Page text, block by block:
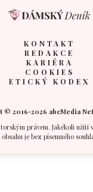
KONTAKT
REDAKCE
KARIÉRA
COOKIES
ETICKÝ KODEX
© 2016-2026 abcMedia
právem. Jakékoli užití
je bez písemného